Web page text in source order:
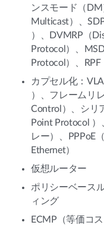
ンスモード（
Multicast）、
）、DVMRP（
Protocol）、
Protocol）、RPF
カプセル化：
）、フレームリ
Control）、シリ
Point Protocol
レー）、PPPoE
Ethernet）
仮想ルーター
ポリシーベース
ィング
ECMP（等価コ